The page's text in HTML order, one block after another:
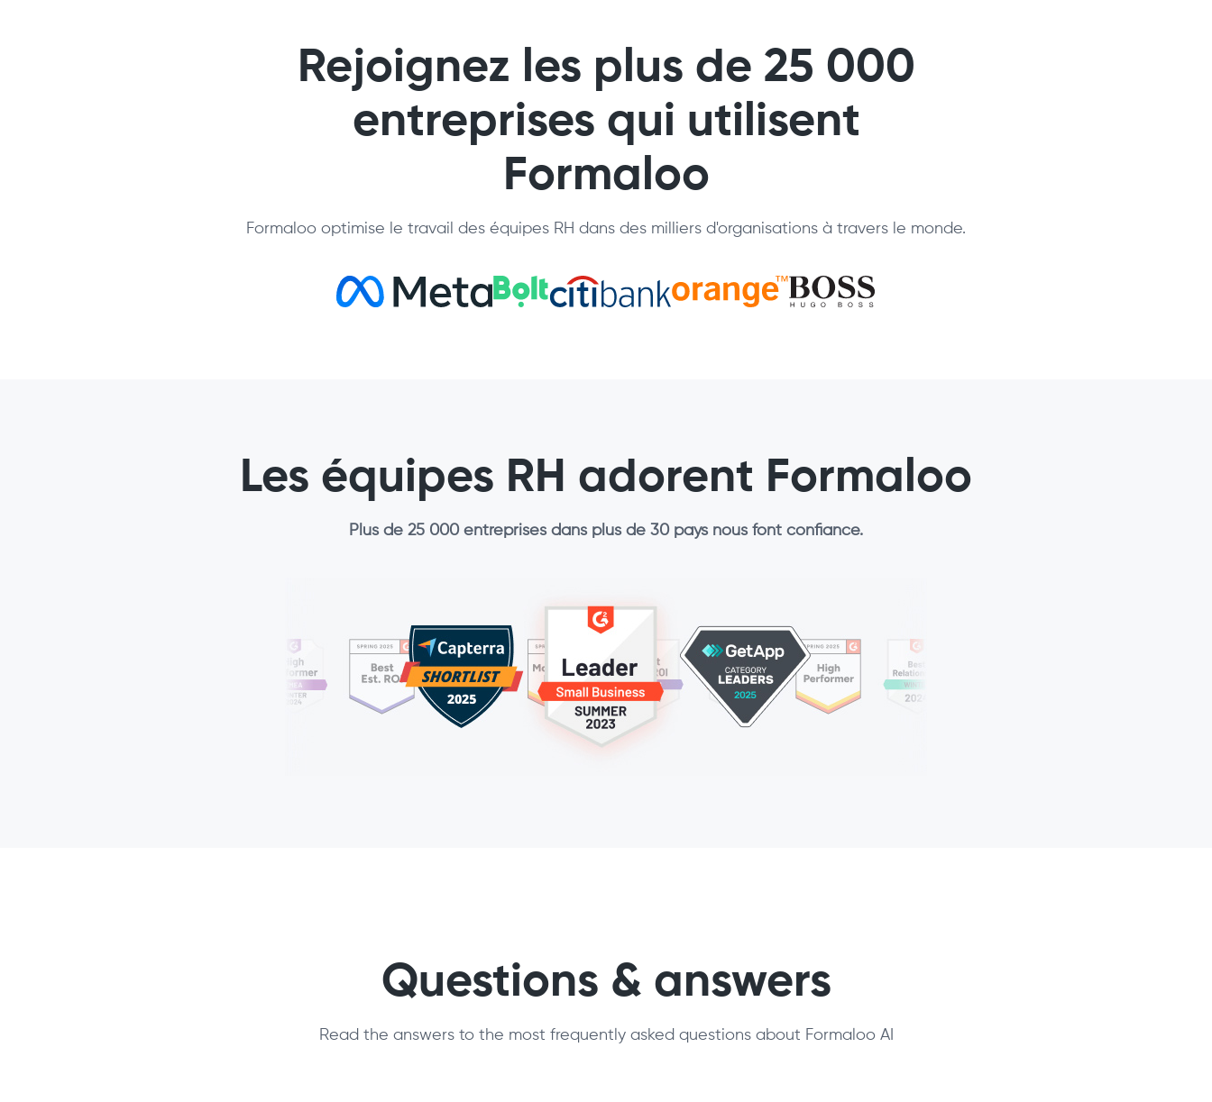
Rejoignez les plus de 25 000
entreprises qui utilisent
Formaloo
Formaloo optimise le travail des équipes RH dans des milliers d'organisations à travers le monde.
Les équipes RH adorent Formaloo
Plus de 25 000 entreprises dans plus de 30 pays nous font confiance.
Questions & answers
Read the answers to the most frequently asked questions about Formaloo AI